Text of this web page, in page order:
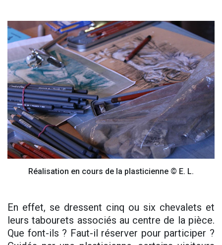
Réalisation en cours de la plasticienne © E. L.
En effet, se dressent cinq ou six chevalets et
leurs tabourets associés au centre de la pièce.
Que font-ils ? Faut-il réserver pour participer ?